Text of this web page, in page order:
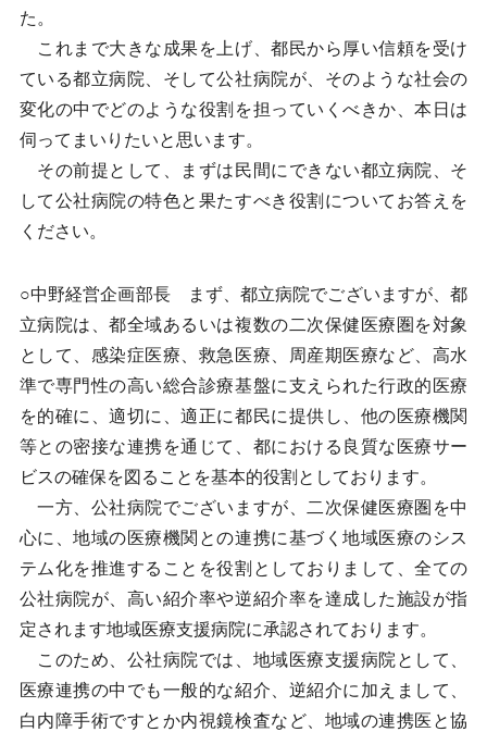
た。
これまで大きな成果を上げ、都民から厚い信頼を受け
ている都立病院、そして公社病院が、そのような社会の
変化の中でどのような役割を担っていくべきか、本日は
伺ってまいりたいと思います。
その前提として、まずは民間にできない都立病院、そ
して公社病院の特色と果たすべき役割についてお答えを
ください。
○中野経営企画部長 まず、都立病院でございますが、都
立病院は、都全域あるいは複数の二次保健医療圏を対象
として、感染症医療、救急医療、周産期医療など、高水
準で専門性の高い総合診療基盤に支えられた行政的医療
を的確に、適切に、適正に都民に提供し、他の医療機関
等との密接な連携を通じて、都における良質な医療サー
ビスの確保を図ることを基本的役割としております。
一方、公社病院でございますが、二次保健医療圏を中
心に、地域の医療機関との連携に基づく地域医療のシス
テム化を推進することを役割としておりまして、全ての
公社病院が、高い紹介率や逆紹介率を達成した施設が指
定されます地域医療支援病院に承認されております。
このため、公社病院では、地域医療支援病院として、
医療連携の中でも一般的な紹介、逆紹介に加えまして、
白内障手術ですとか内視鏡検査など、地域の連携医と協